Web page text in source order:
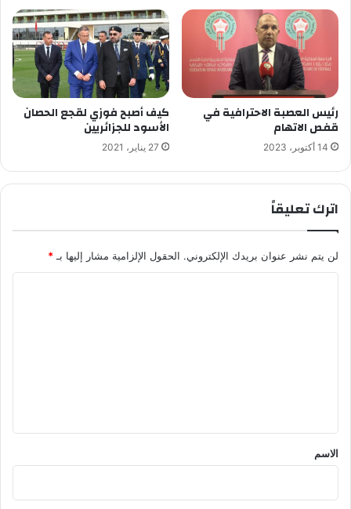
رئيس العصبة الاحترافية في
قفص الاتهام
14 أكتوبر، 2023
كيف أصبح فوزي لقجع الحصان
الأسود للجزائريين
27 يناير، 2021
اترك تعليقاً
لن يتم نشر عنوان بريدك الإلكتروني. الحقول الإلزامية مشار إليها بـ *
*
الاسم